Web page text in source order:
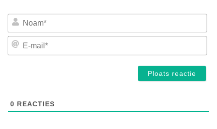
E-
0 REACTIES